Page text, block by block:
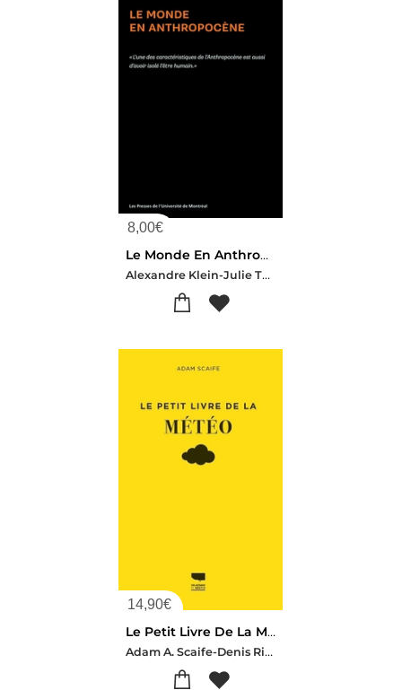
8,00€
Le Monde En Anthropocene
Alexandre Klein-Julie Talbot
14,90€
Le Petit Livre De La Meteo
Adam A. Scaife-Denis Richard